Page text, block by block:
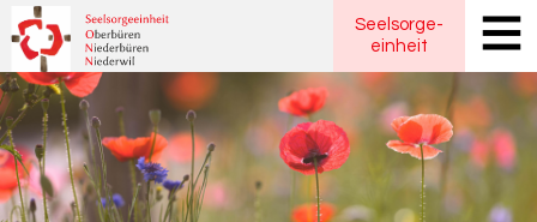
Seelsorge-
einheit